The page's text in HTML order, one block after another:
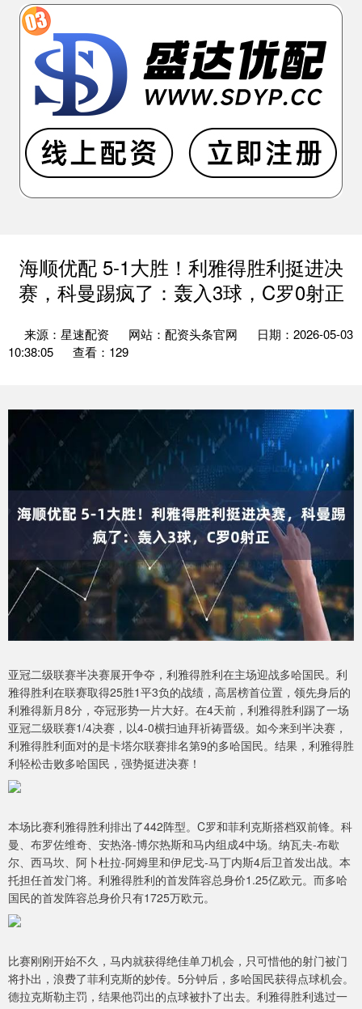
海顺优配 5-1大胜！利雅得胜利挺进决
赛，科曼踢疯了：轰入3球，C罗0射正
来源：星速配资 网站：配资头条官网
日期：2026-05-03
10:38:05
查看：129
亚冠二级联赛半决赛展开争夺，利雅得胜利在主场迎战多哈国民。利
雅得胜利在联赛取得25胜1平3负的战绩，高居榜首位置，领先身后的
利雅得新月8分，夺冠形势一片大好。在4天前，利雅得胜利踢了一场
亚冠二级联赛1/4决赛，以4-0横扫迪拜祈祷晋级。如今来到半决赛，
利雅得胜利面对的是卡塔尔联赛排名第9的多哈国民。结果，利雅得胜
利轻松击败多哈国民，强势挺进决赛！
本场比赛利雅得胜利排出了442阵型。C罗和菲利克斯搭档双前锋。科
曼、布罗佐维奇、安热洛-博尔热斯和马内组成4中场。纳瓦夫-布歇
尔、西马坎、阿卜杜拉-阿姆里和伊尼戈-马丁内斯4后卫首发出战。本
托担任首发门将。利雅得胜利的首发阵容总身价1.25亿欧元。而多哈
国民的首发阵容总身价只有1725万欧元。
比赛刚刚开始不久，马内就获得绝佳单刀机会，只可惜他的射门被门
将扑出，浪费了菲利克斯的妙传。5分钟后，多哈国民获得点球机会。
德拉克斯勒主罚，结果他罚出的点球被扑了出去。利雅得胜利逃过一